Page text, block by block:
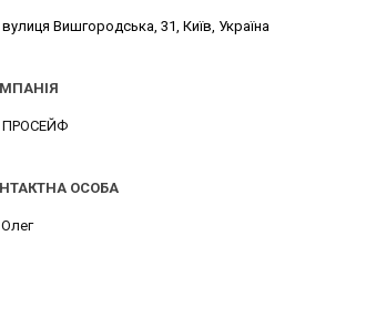
вулиця Вишгородська, 31, Київ, Україна
ПРОСЕЙФ
Олег